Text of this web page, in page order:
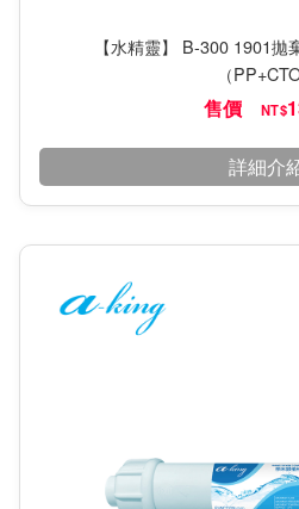
【水精靈】 B-300 1901
（PP+CTO
售價 NT$
詳細介